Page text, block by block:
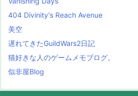
404 Divinity's Reach Avenue
美空
遅れてきたGuildWars2日記
猫好きな人のゲームメモブログ。
似非屋Blog